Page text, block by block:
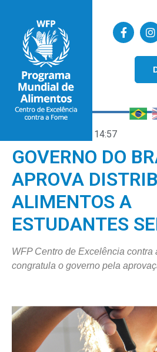
14:57
GOVERNO DO
APROVA
ALIMENTOS A
ESTUDANTES
WFP Centro de Excelência contra
congratula o governo pela